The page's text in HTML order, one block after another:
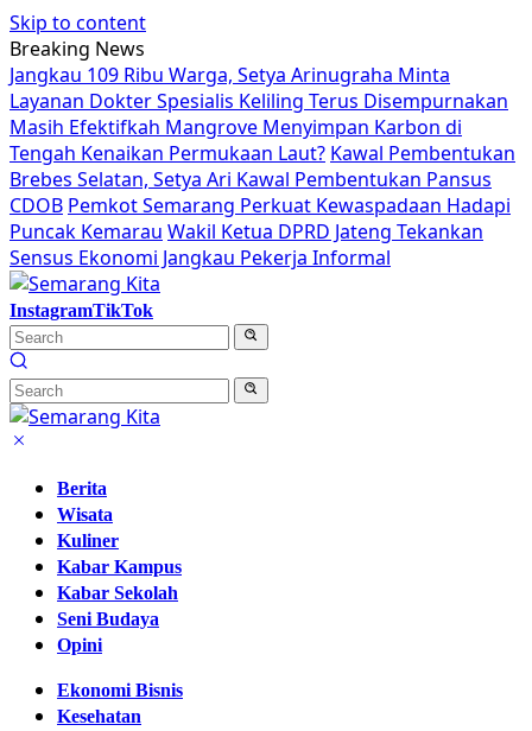
Skip to content
Breaking News
Jangkau 109 Ribu Warga, Setya Arinugraha Minta
Layanan Dokter Spesialis Keliling Terus Disempurnakan
Masih Efektifkah Mangrove Menyimpan Karbon di
Tengah Kenaikan Permukaan Laut? Kawal Pembentukan
Brebes Selatan, Setya Ari Kawal Pembentukan Pansus
CDOB Pemkot Semarang Perkuat Kewaspadaan Hadapi
Puncak Kemarau Wakil Ketua DPRD Jateng Tekankan
Sensus Ekonomi Jangkau Pekerja Informal
InstagramTikTok
Berita
Wisata
Kuliner
Kabar Kampus
Kabar Sekolah
Seni Budaya
Opini
Ekonomi Bisnis
Kesehatan